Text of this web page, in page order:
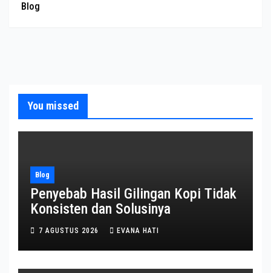
Blog
You missed
Blog
Penyebab Hasil Gilingan Kopi Tidak
Konsisten dan Solusinya
7 AGUSTUS 2026 EVANA HATI